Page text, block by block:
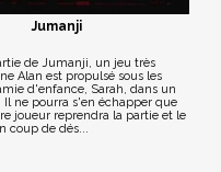
Jumanji
de Jumanji, un jeu très
Alan est propulsé sous les
d'enfance, Sarah, dans un
Il ne pourra s'en échapper que
joueur reprendra la partie et le
coup de dés...